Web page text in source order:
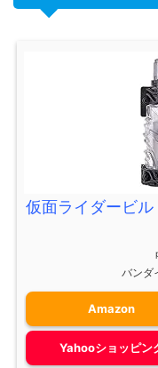
仮面ライダービ
バンダ
Amazon
Yahooショッピン